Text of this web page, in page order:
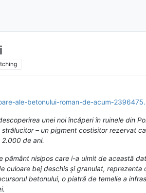
ale-betonului-roman-de-acum-
unei noi încăperi în ruinele din
– un pigment costisitor rezervat
de ani.
nisipos care i-a uimit de această
culoare bej deschis și granulat,
betonului, o piatră de temelie a